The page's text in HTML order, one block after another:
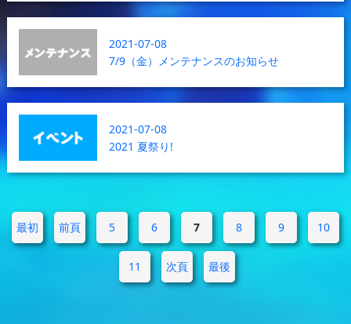
2021-07-08
7/9（金）メンテナンスのお知らせ
2021-07-08
2021 夏祭り!
最初 前頁 5 6 7 8 9 10
11 次頁 最後